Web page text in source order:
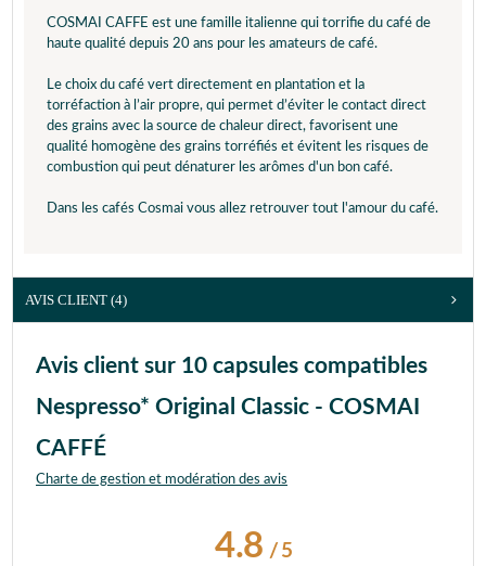
COSMAI CAFFE est une famille italienne qui torrifie du café de
haute qualité depuis 20 ans pour les amateurs de café.
Le choix du café vert directement en plantation et la
torréfaction à l’air propre, qui permet d’éviter le contact direct
des grains avec la source de chaleur direct, favorisent une
qualité homogène des grains torréfiés et évitent les risques de
combustion qui peut dénaturer les arômes d'un bon café.
Dans les cafés Cosmai vous allez retrouver tout l'amour du café.
AVIS CLIENT (4)
Avis client sur 10 capsules compatibles
Nespresso* Original Classic - COSMAI
CAFFÉ
Charte de gestion et modération des avis
4.8/ 5